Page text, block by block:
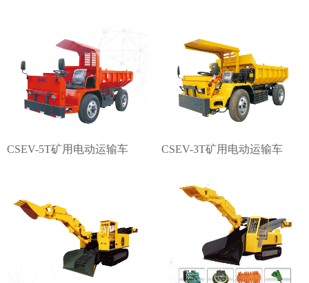
CSEV-5T矿用电动运输车 CSEV-3T矿用电动运输车